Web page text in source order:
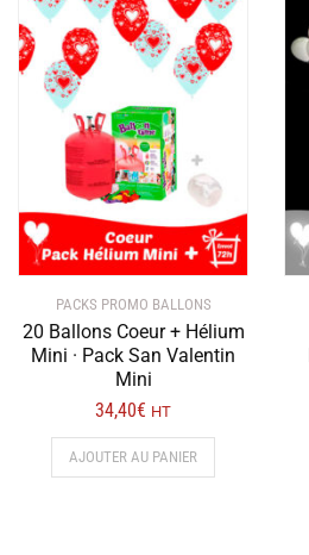
PACKS PROMO BALLONS
20 Ballons Coeur + Hélium
Mini · Pack San Valentin
Mini
34,40€ HT
AJOUTER AU PANIER